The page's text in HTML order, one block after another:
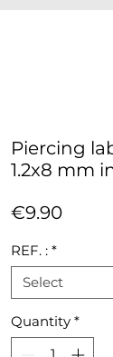
Piercing
1.2x8 mm
€9.90Price
REF. : *
Select
Quantity *